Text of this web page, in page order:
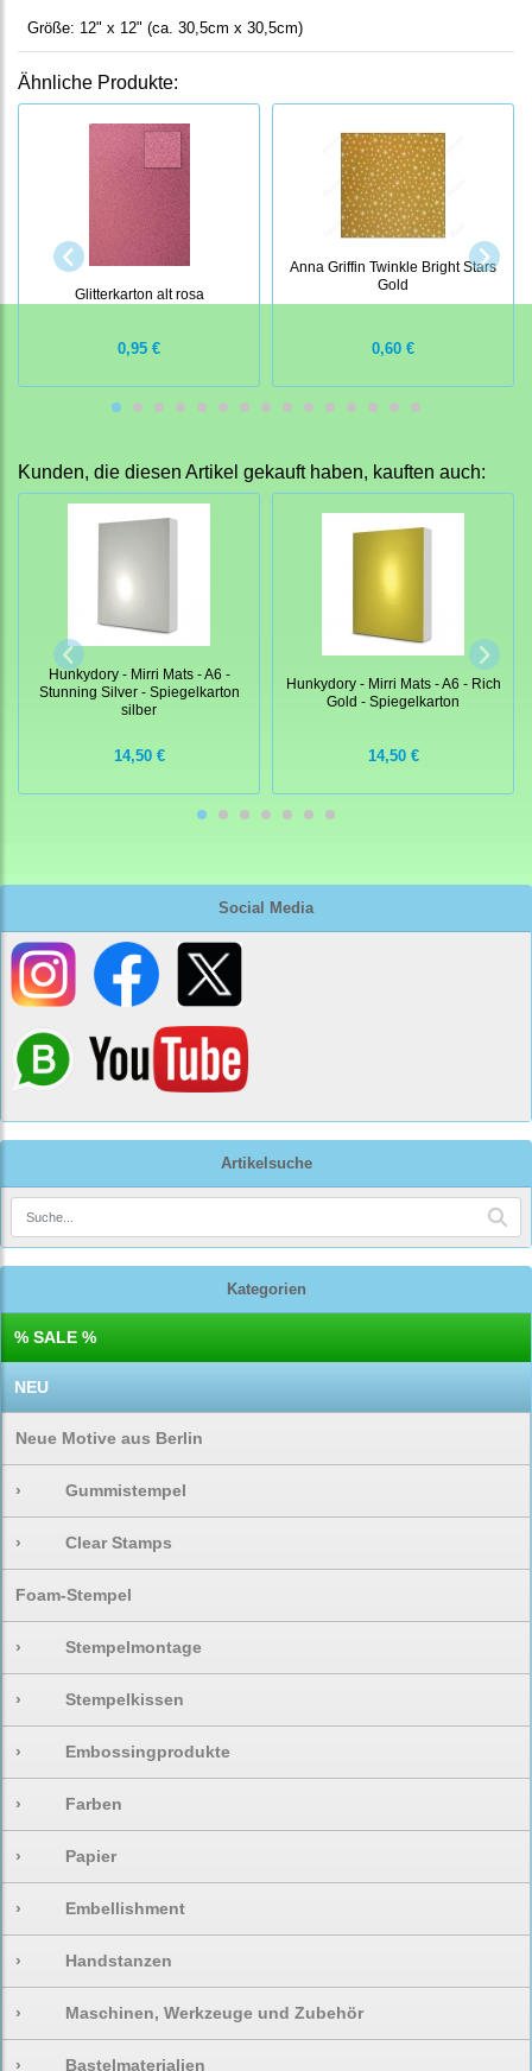
Social Media
Artikelsuche
Kategorien
% SALE %
NEU
Neue Motive aus Berlin
› Gummistempel
› Clear Stamps
Foam-Stempel
› Stempelmontage
› Stempelkissen
› Embossingprodukte
› Farben
› Papier
› Embellishment
› Handstanzen
› Maschinen, Werkzeuge und Zubehör
› Bastelmaterialien
Größe: 12" x 12" (ca. 30,5cm x 30,5cm)
Ähnliche Produkte:
Glitterkarton alt rosa
0,95 €
Anna Griffin Twinkle Bright Stars
Gold
0,60 €
Kunden, die diesen Artikel gekauft haben, kauften auch:
Hunkydory - Mirri Mats - A6 -
Stunning Silver - Spiegelkarton
silber
14,50 €
Hunkydory - Mirri Mats - A6 - Rich
Gold - Spiegelkarton
14,50 €